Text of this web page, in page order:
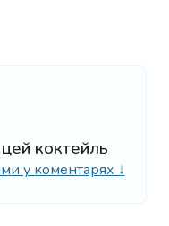
коктейль
у коментарях ↓